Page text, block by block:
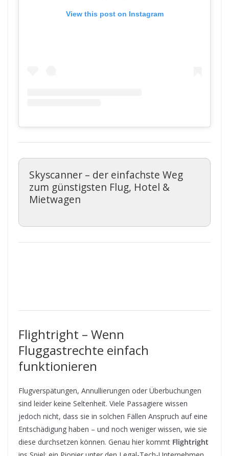
View this post on Instagram
Skyscanner – der einfachste Weg
zum günstigsten Flug, Hotel &
Mietwagen
Flightright – Wenn
Fluggastrechte einfach
funktionieren
Flugverspätungen, Annullierungen oder Überbuchungen
sind leider keine Seltenheit. Viele Passagiere wissen
jedoch nicht, dass sie in solchen Fällen Anspruch auf eine
Entschädigung haben – und noch weniger wissen, wie sie
diese durchsetzen können. Genau hier kommt Flightright